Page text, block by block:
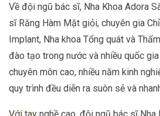
Về đội ngũ bác sĩ, Nha Khoa Adora
sĩ Răng Hàm Mặt giỏi, chuyên gia
Implant, Nha khoa Tổng quát và
đào tạo trong nước và nhiều quốc
chuyên môn cao, nhiều năm kinh
quy trình đều diễn ra suôn sẻ và